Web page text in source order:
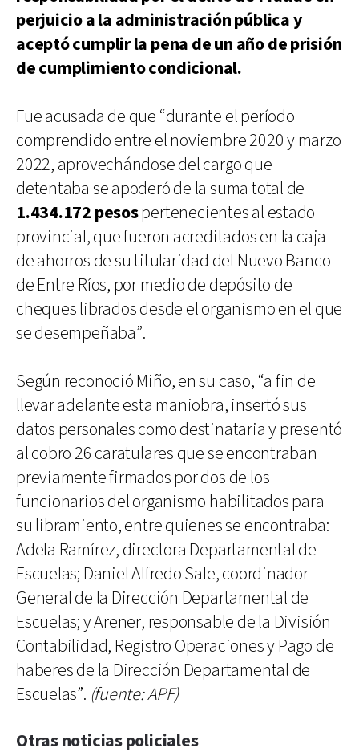
perjuicio a la administración pública y
aceptó cumplir la pena de un año de prisión
de cumplimiento condicional.
Fue acusada de que “durante el período
comprendido entre el noviembre 2020 y marzo
2022, aprovechándose del cargo que
detentaba se apoderó de la suma total de
1.434.172 pesospertenecientes al estado
provincial, que fueron acreditados en la caja
de ahorros de su titularidad del Nuevo Banco
de Entre Ríos, por medio de depósito de
cheques librados desde el organismo en el que
se desempeñaba”.
Según reconoció Miño, en su caso, “a fin de
llevar adelante esta maniobra, insertó sus
datos personales como destinataria y presentó
al cobro 26 caratulares que se encontraban
previamente firmados por dos de los
funcionarios del organismo habilitados para
su libramiento, entre quienes se encontraba:
Adela Ramírez, directora Departamental de
Escuelas; Daniel Alfredo Sale, coordinador
General de la Dirección Departamental de
Escuelas; y Arener, responsable de la División
Contabilidad, Registro Operaciones y Pago de
haberes de la Dirección Departamental de
Escuelas”. (fuente: APF)
Otras noticias policiales